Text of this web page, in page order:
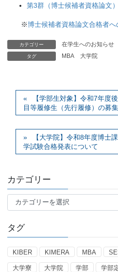
第3群（博士候補者資格論文）
※博士候補者資格論文合格者へ
カテゴリー 在学生へのお知らせ
タグ MBA 大学院
【学部生対象】令和7年度
目等履修生（先行履修）の募
【大学院】令和8年度博士
学試験合格発表について
カテゴリー
テ
リ
ー
タグ
KIBER KIMERA MBA
大学寮 大学院 学部 学部